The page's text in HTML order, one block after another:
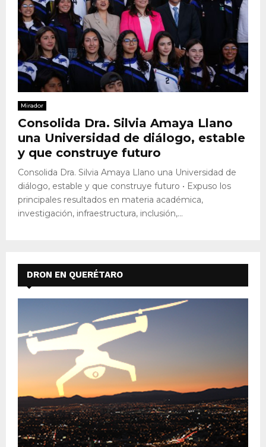
Mirador
Consolida Dra. Silvia Amaya Llano
una Universidad de diálogo, estable
y que construye futuro
Consolida Dra. Silvia Amaya Llano una Universidad de
diálogo, estable y que construye futuro • Expuso los
principales resultados en materia académica,
investigación, infraestructura, inclusión,...
DRON EN QUERÉTARO